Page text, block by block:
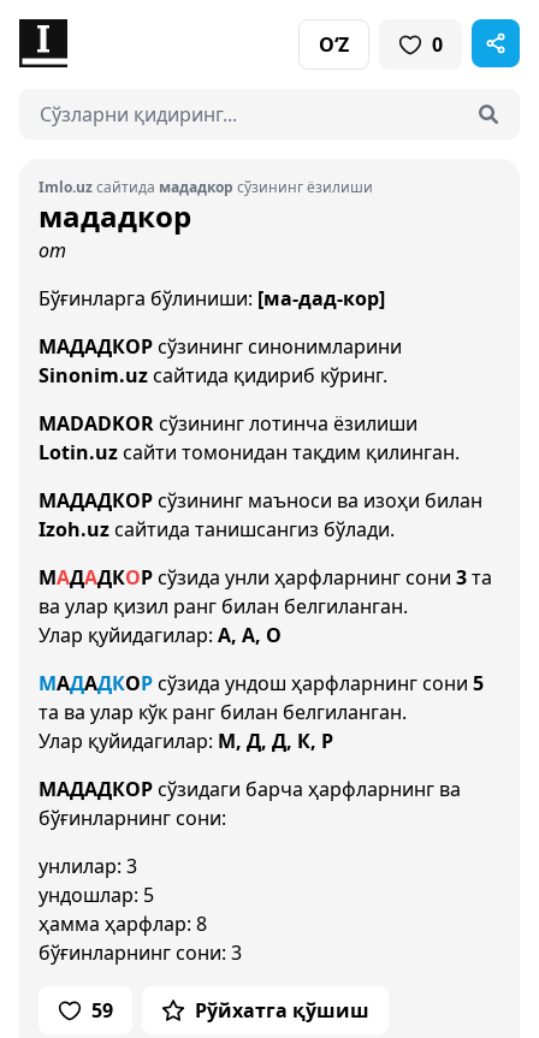
O‘Z 0
Imlo.uzсайтида мададкор сўзининг ёзилиши
мададкор
от
Бўғинларга бўлиниши: [ма-дад-кор]
МАДАДКОРсўзининг синонимларини
Sinonim.uzсайтида қидириб кўринг.
MADADKORсўзининг лотинча ёзилиши
Lotin.uzсайти томонидан тақдим қилинган.
МАДАДКОРсўзининг маъноси ва изоҳи билан
Izoh.uzсайтида танишсангиз бўлади.
МАДАДКОРсўзида унли ҳарфларнинг сони 3та
ва улар қизил ранг билан белгиланган.
Улар қуйидагилар: А, А, О
МАДАДКОРсўзида ундош ҳарфларнинг сони 5
та ва улар кўк ранг билан белгиланган.
Улар қуйидагилар: М, Д, Д, К, Р
МАДАДКОРсўзидаги барча ҳарфларнинг ва
бўғинларнинг сони:
унлилар: 3
ундошлар: 5
ҳамма ҳарфлар: 8
бўғинларнинг сони: 3
59 Рўйхатга қўшиш